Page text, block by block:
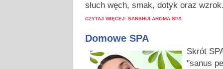
słuch węch, smak, dotyk oraz
CZYTAJ WIĘCEJ: SANSHUI AROMA SPA
Domowe SPA
Skrót
"sanus